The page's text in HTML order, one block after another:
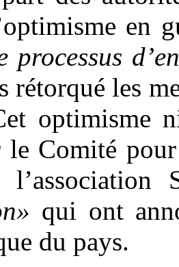
en
processus
rétorqué les
optimisme
le Comité
qui ont
du pays.